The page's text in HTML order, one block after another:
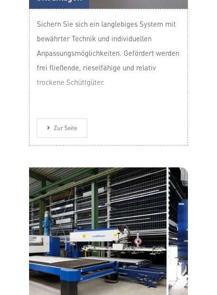
Sichern Sie sich ein langlebiges System mit
bewährter Technik und individuellen
Anpassungsmöglichkeiten. Gefördert werden
frei fließende, rieselfähige und relativ
trockene Schüttgüter.
Zur Seite